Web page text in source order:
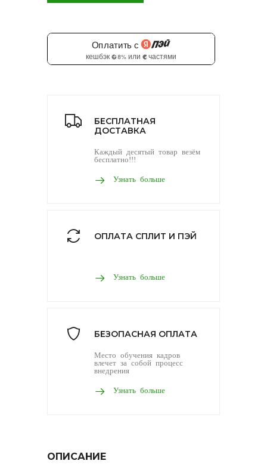
БЕСПЛАТНАЯ
ДОСТАВКА
Каждый десятый товар везём
бесплатно!!!
Узнать больше
ОПЛАТА СПЛИТ И ПЭЙ
Узнать больше
БЕЗОПАСНАЯ ОПЛАТА
Место обучения кадров
влечет за собой процесс
внедрения
Узнать больше
ОПИСАНИЕ